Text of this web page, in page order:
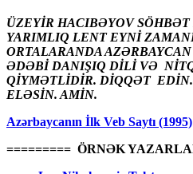
ÜZEYİR HACIBƏYOV
YARIMLIQ LENT EYNİ
ORTALARANDA
ƏDƏBİ DANIŞIQ DİLİ VƏ
QİYMƏTLİDİR. DİQQƏT
ELƏSİN. AMİN.
Azərbaycanın İlk Veb Saytı (1995)
========= ÖRNƏK